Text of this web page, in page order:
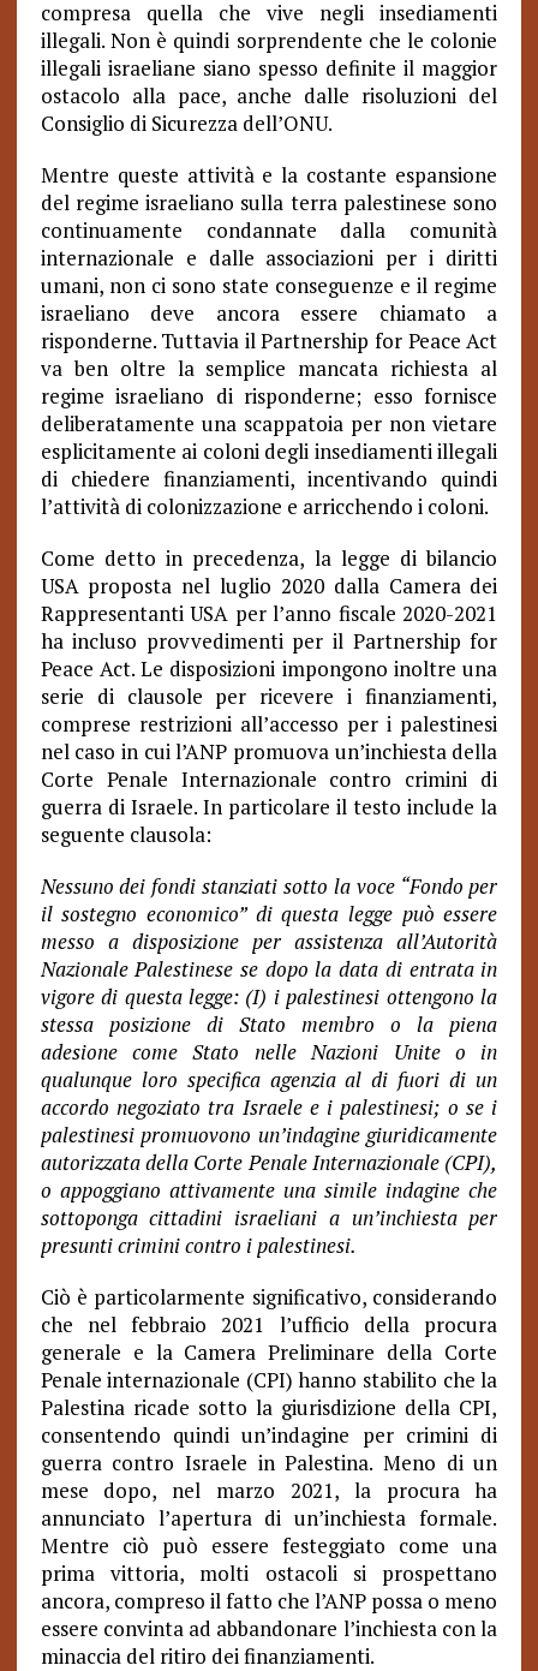
compresa quella che vive negli insediamenti
illegali. Non è quindi sorprendente che le colonie
illegali israeliane siano spesso definite il maggior
ostacolo alla pace, anche dalle risoluzioni del
Consiglio di Sicurezza dell’ONU.
Mentre queste attività e la costante espansione
del regime israeliano sulla terra palestinese sono
continuamente condannate dalla comunità
internazionale e dalle associazioni per i diritti
umani, non ci sono state conseguenze e il regime
israeliano deve ancora essere chiamato a
risponderne. Tuttavia il Partnership for Peace Act
va ben oltre la semplice mancata richiesta al
regime israeliano di risponderne; esso fornisce
deliberatamente una scappatoia per non vietare
esplicitamente ai coloni degli insediamenti illegali
di chiedere finanziamenti, incentivando quindi
l’attività di colonizzazione e arricchendo i coloni.
Come detto in precedenza, la legge di bilancio
USA proposta nel luglio 2020 dalla Camera dei
Rappresentanti USA per l’anno fiscale 2020-2021
ha incluso provvedimenti per il Partnership for
Peace Act. Le disposizioni impongono inoltre una
serie di clausole per ricevere i finanziamenti,
comprese restrizioni all’accesso per i palestinesi
nel caso in cui l’ANP promuova un’inchiesta della
Corte Penale Internazionale contro crimini di
guerra di Israele. In particolare il testo include la
seguente clausola:
Nessuno dei fondi stanziati sotto la voce “Fondo per
il sostegno economico” di questa legge può essere
messo a disposizione per assistenza all’Autorità
Nazionale Palestinese se dopo la data di entrata in
vigore di questa legge: (I) i palestinesi ottengono la
stessa posizione di Stato membro o la piena
adesione come Stato nelle Nazioni Unite o in
qualunque loro specifica agenzia al di fuori di un
accordo negoziato tra Israele e i palestinesi; o se i
palestinesi promuovono un’indagine giuridicamente
autorizzata della Corte Penale Internazionale (CPI),
o appoggiano attivamente una simile indagine che
sottoponga cittadini israeliani a un’inchiesta per
presunti crimini contro i palestinesi.
Ciò è particolarmente significativo, considerando
che nel febbraio 2021 l’ufficio della procura
generale e la Camera Preliminare della Corte
Penale internazionale (CPI) hanno stabilito che la
Palestina ricade sotto la giurisdizione della CPI,
consentendo quindi un’indagine per crimini di
guerra contro Israele in Palestina. Meno di un
mese dopo, nel marzo 2021, la procura ha
annunciato l’apertura di un’inchiesta formale.
Mentre ciò può essere festeggiato come una
prima vittoria, molti ostacoli si prospettano
ancora, compreso il fatto che l’ANP possa o meno
essere convinta ad abbandonare l’inchiesta con la
minaccia del ritiro dei finanziamenti.